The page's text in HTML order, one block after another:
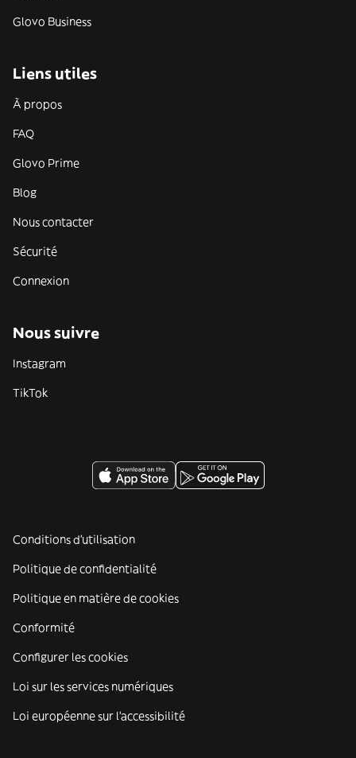
Glovo Business
Liens utiles
À propos
FAQ
Glovo Prime
Blog
Nous contacter
Sécurité
Connexion
Nous suivre
Instagram
TikTok
Conditions d'utilisation
Politique de confidentialité
Politique en matière de cookies
Conformité
Configurer les cookies
Loi sur les services numériques
Loi européenne sur l’accessibilité